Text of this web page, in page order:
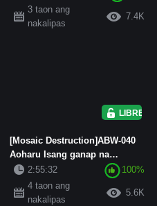
Ang...3 taon ang
nakalipas
7.4K
LIBRE
[Mosaic Destruction]ABW-040
Aoharu Isang ganap na
subjective 3SEX na may
magandang...
2:55:32
100%
4 taon ang
nakalipas
5.6K